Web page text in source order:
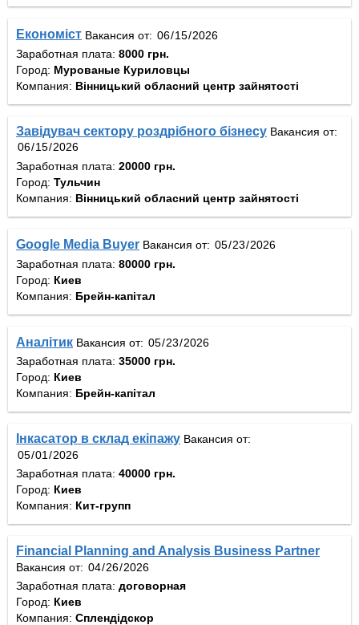
Економіст Вакансия от:
Заработная плата: 8000 грн.
Город: Мурованые Куриловцы
Компания: Вінницький обласний центр зайнятості
Завідувач сектору роздрібного бізнесу Вакансия от:
Заработная плата: 20000 грн.
Город: Тульчин
Компания: Вінницький обласний центр зайнятості
Google Media Buyer Вакансия от:
Заработная плата: 80000 грн.
Город: Киев
Компания: Брейн-капітал
Аналітик Вакансия от:
Заработная плата: 35000 грн.
Город: Киев
Компания: Брейн-капітал
Інкасатор в склад екіпажу Вакансия от:
Заработная плата: 40000 грн.
Город: Киев
Компания: Кит-групп
Financial Planning and Analysis Business Partner
Вакансия от:
Заработная плата: договорная
Город: Киев
Компания: Сплендідскор